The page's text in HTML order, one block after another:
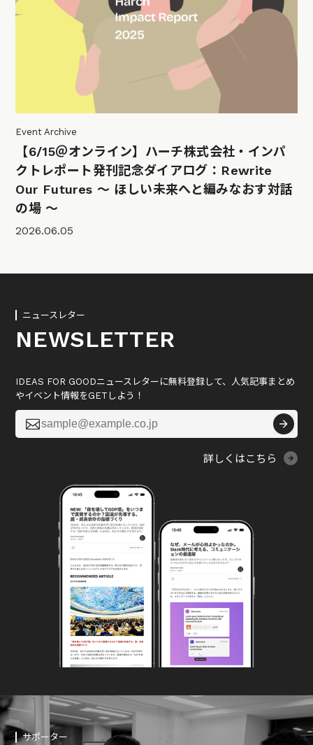
Event Archive
【6/15＠オンライン】ハーチ株式会社・インパ
クトレポート発刊記念ダイアログ：Rewrite
Our Futures 〜 ほしい未来へと編みなおす対話
の場 〜
2026.06.05
ニュースレター
NEWSLETTER
IDEAS FOR GOODニュースレターに無料登録して、人気記事まとめ
やイベント情報をGETしよう！

詳しくはこちら
サポーター